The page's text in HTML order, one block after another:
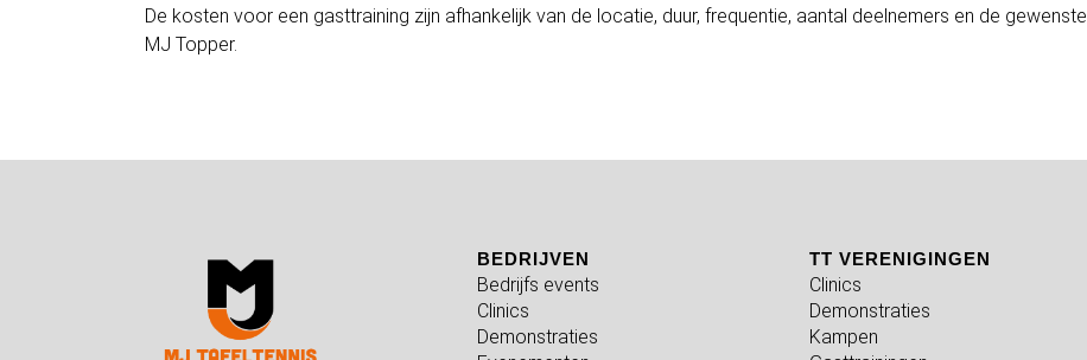
De kosten voor een gasttraining zijn afhankelijk van de locatie, duur, frequentie, aantal deelnemers en de gewenste
MJ Topper.
BEDRIJVEN
Bedrijfs events
Clinics
Demonstraties
TT VERENIGINGEN
Clinics
Demonstraties
Kampen